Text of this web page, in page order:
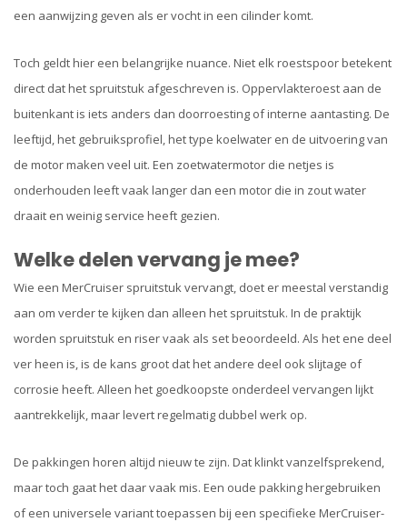
een aanwijzing geven als er vocht in een cilinder komt.
Toch geldt hier een belangrijke nuance. Niet elk roestspoor betekent
direct dat het spruitstuk afgeschreven is. Oppervlakteroest aan de
buitenkant is iets anders dan doorroesting of interne aantasting. De
leeftijd, het gebruiksprofiel, het type koelwater en de uitvoering van
de motor maken veel uit. Een zoetwatermotor die netjes is
onderhouden leeft vaak langer dan een motor die in zout water
draait en weinig service heeft gezien.
Welke delen vervang je mee?
Wie een MerCruiser spruitstuk vervangt, doet er meestal verstandig
aan om verder te kijken dan alleen het spruitstuk. In de praktijk
worden spruitstuk en riser vaak als set beoordeeld. Als het ene deel
ver heen is, is de kans groot dat het andere deel ook slijtage of
corrosie heeft. Alleen het goedkoopste onderdeel vervangen lijkt
aantrekkelijk, maar levert regelmatig dubbel werk op.
De pakkingen horen altijd nieuw te zijn. Dat klinkt vanzelfsprekend,
maar toch gaat het daar vaak mis. Een oude pakking hergebruiken
of een universele variant toepassen bij een specifieke MerCruiser-